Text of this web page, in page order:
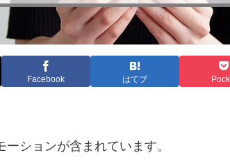
Facebook はてブ
ーションが含まれています。